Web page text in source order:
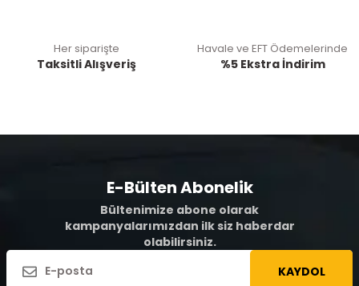
Her siparişte
Taksitli Alışveriş
Havale ve EFT Ödemelerinde
%5 Ekstra İndirim
E-Bülten Abonelik
Bültenimize abone olarak
kampanyalarımızdan ilk siz haberdar
olabilirsiniz.
KAYDOL